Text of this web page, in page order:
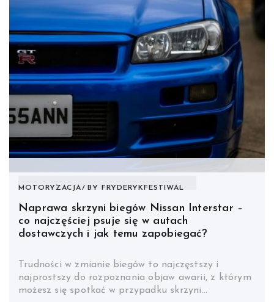
MOTORYZACJA BY FRYDERYKFESTIWAL
Naprawa skrzyni biegów Nissan Interstar –
co najczęściej psuje się w autach
dostawczych i jak temu zapobiegać?
Trudności w zmianie biegów to najczęstszy i
najprostszy do rozpoznania objaw awarii, z którym
możesz się spotkać w przypadku skrzyni…